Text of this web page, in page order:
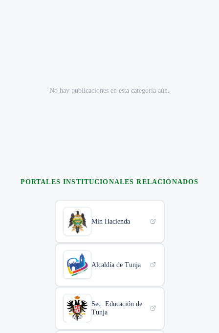
No hay publicaciones en esta categoría aún.
PORTALES INSTITUCIONALES RELACIONADOS
Min Hacienda
Alcaldía de Tunja
Sec. Educación de
Tunja